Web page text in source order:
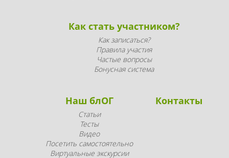
Как стать участником?
Как записаться?
Правила участия
Частые вопросы
Бонусная система
Наш блОГ
Статьи
Тесты
Видео
Посетить самостоятельно
Виртуальные экскурсии
Контакты